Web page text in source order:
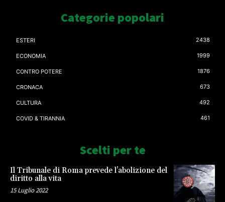
Categorie popolari
ESTERI 2438
ECONOMIA 1999
CONTRO POTERE 1876
CRONACA 673
CULTURA 492
COVID & TIRANNIA 461
Scelti per te
Il Tribunale di Roma prevede l’abolizione del
diritto alla vita
15 Luglio 2022